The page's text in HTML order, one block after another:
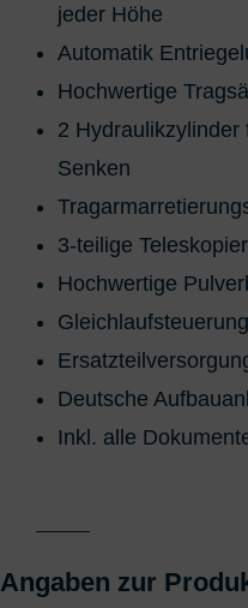
jeder Höhe
Automatik
Hochwertige
2 Hydraulikzylinder
Senken
3-teilige
Hochwertige
Deutsche
Inkl. alle
Angaben zur